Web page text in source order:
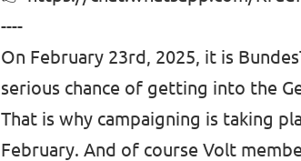
----
On February 23rd, 2025, it is
serious chance of getting into the
That is why campaigning is taking
February. And of course Volt